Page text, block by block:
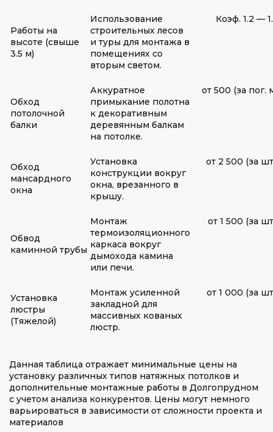
Работы на
высоте (свыше
3.5 м)
Использование
строительных лесов
и туры для монтажа в
помещениях со
вторым светом.
Коэф. 1.2 —
Обход
потолочной
балки
Аккуратное
примыкание полотна
к декоративным
деревянным балкам
на потолке.
от 500 (за пог.
Обход
мансардного
окна
Установка
конструкции вокруг
окна, врезанного в
крышу.
от 2 500 (за
Обвод
каминной трубы
Монтаж
термоизоляционного
каркаса вокруг
дымохода камина
или печи.
от 1 500 (за
Установка
люстры
(Тяжелой)
Монтаж усиленной
закладной для
массивных кованых
люстр.
от 1 000 (за
Данная таблица отражает минимальные цены на
установку различных типов натяжных потолков и
дополнительные монтажные работы в Долгопрудном
с учетом анализа конкурентов. Цены могут немного
варьироваться в зависимости от сложности проекта и
материалов